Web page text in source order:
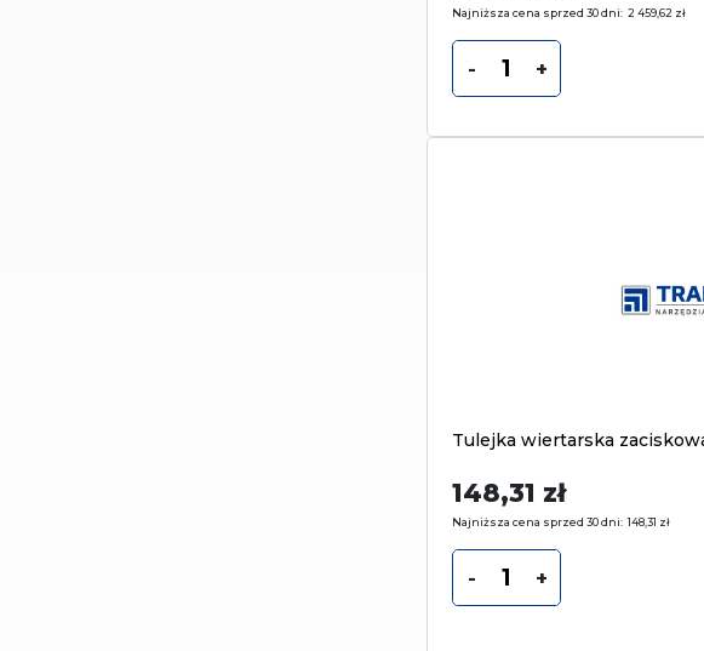
Najniższa cena sprzed 30 dni: 2 459,62 zł
- +
Tulejka wiertarska
148,31 zł
Najniższa cena sprzed 30 dni:148,31 zł
- +